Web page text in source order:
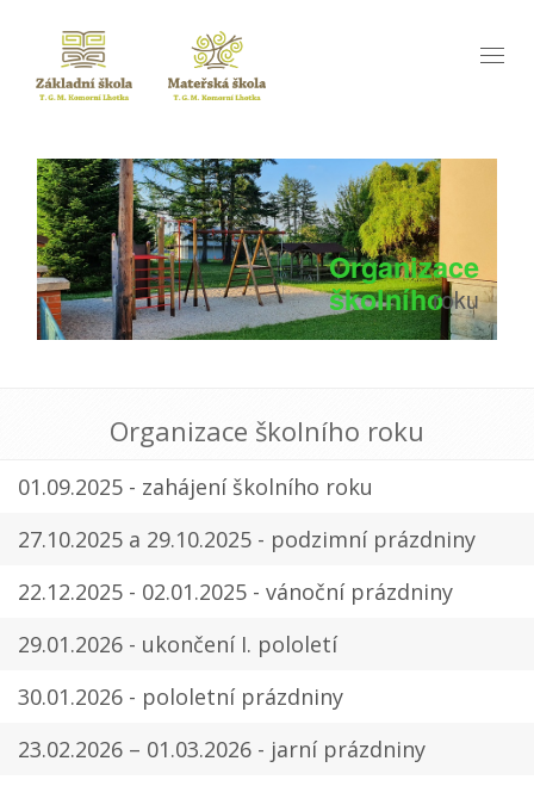
Organizace
školníhoroku
Organizace školního roku
01.09.2025 - zahájení školního roku
27.10.2025 a 29.10.2025 - podzimní prázdniny
22.12.2025 - 02.01.2025 - vánoční prázdniny
29.01.2026 - ukončení I. pololetí
30.01.2026 - pololetní prázdniny
23.02.2026 – 01.03.2026 - jarní prázdniny